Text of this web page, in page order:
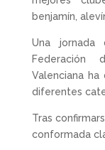
benjamín,
Una
Federación
Valenciana
diferentes
Tras
conformada